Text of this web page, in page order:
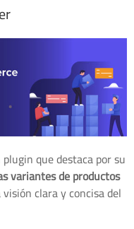
que destaca por su
variantes de productos
clara y concisa del